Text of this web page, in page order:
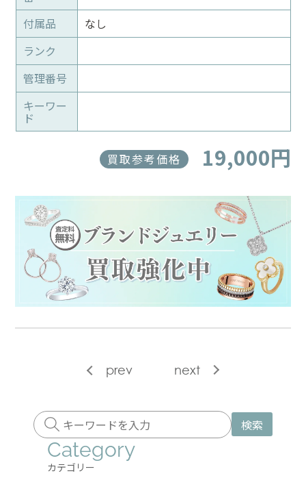
付属品
なし
ランク
管理番号
キーワー
ド
買取参考価格 19,000円
prev next
検索
Category
カテゴリー